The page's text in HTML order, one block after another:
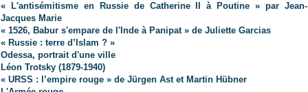
« L'antisémitisme en Russie de Catherine II à Poutine » par Jean-
Jacques Marie
« 1526, Babur s'empare de l'Inde à Panipat » de Juliette Garcias
« Russie : terre d’Islam ? »
Odessa, portrait d'une ville
Léon Trotsky (1879-1940)
« URSS : l’empire rouge » de Jürgen Ast et Martin Hübner